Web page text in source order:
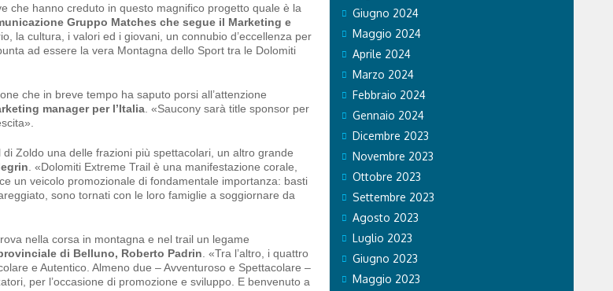
che hanno creduto in questo magnifico progetto quale è la
Gruppo Matches che segue il Marketing e
la cultura, i valori ed i giovani, un connubio d’eccellenza per
ad essere la vera Montagna dello Sport tra le Dolomiti
che in breve tempo ha saputo porsi all’attenzione
manager per l’Italia. «Saucony sarà title sponsor per
Zoldo una delle frazioni più spettacolari, un altro grande
. «Dolomiti Extreme Trail è una manifestazione corale,
un veicolo promozionale di fondamentale importanza: basti
sono tornati con le loro famiglie a soggiornare da
nella corsa in montagna e nel trail un legame
di Belluno, Roberto Padrin . «Tra l’altro, i quattro
e Autentico. Almeno due – Avventuroso e Spettacolare –
per l’occasione di promozione e sviluppo. E benvenuto a
Giugno 2024
Maggio 2024
Aprile 2024
Marzo 2024
Febbraio 2024
Gennaio 2024
Dicembre 2023
Novembre 2023
Ottobre 2023
Settembre 2023
Agosto 2023
Luglio 2023
Giugno 2023
Maggio 2023